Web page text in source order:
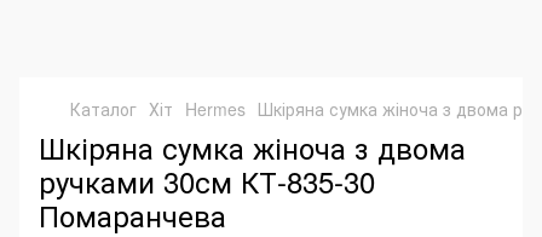
Каталог Хіт Hermes Шкіряна сумка жіноча з двома
Шкіряна сумка жіноча з двома
ручками 30см КТ-835-30
Помаранчева